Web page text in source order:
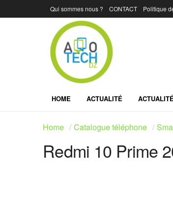
Qui sommes nous ? CONTACT Politique
HOME ACTUALITÉ
Home Catalogue téléphone
Redmi 10 Prime